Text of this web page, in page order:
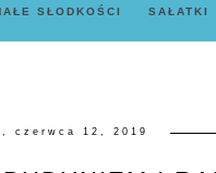
SŁODKOŚCI SAŁATKI
czerwca 12, 2019